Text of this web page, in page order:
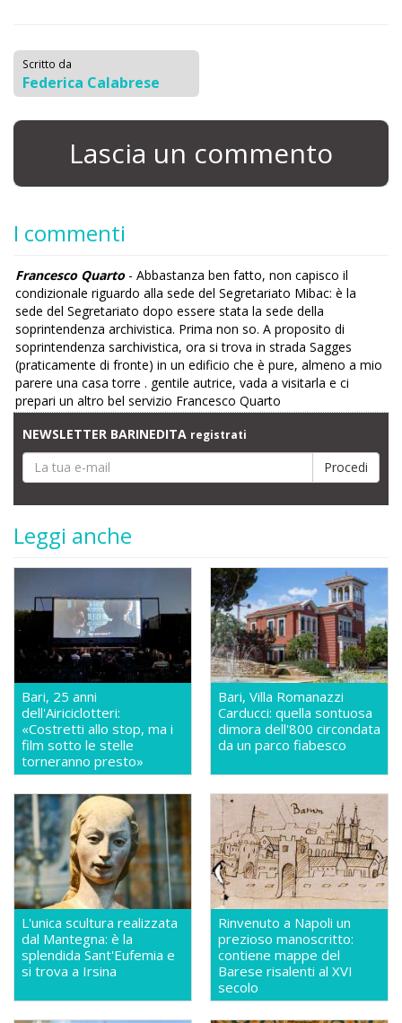
Scritto da
Federica Calabrese
Lascia un commento
I commenti
Francesco Quarto- Abbastanza ben fatto, non capisco il
condizionale riguardo alla sede del Segretariato Mibac: è la
sede del Segretariato dopo essere stata la sede della
soprintendenza archivistica. Prima non so. A proposito di
soprintendenza sarchivistica, ora si trova in strada Sagges
(praticamente di fronte) in un edificio che è pure, almeno a mio
parere una casa torre . gentile autrice, vada a visitarla e ci
prepari un altro bel servizio Francesco Quarto
NEWSLETTER BARINEDITA registrati
Leggi anche
Bari, 25 anni
dell'Airiciclotteri:
«Costretti allo stop, ma i
film sotto le stelle
torneranno presto»
Bari, Villa Romanazzi
Carducci: quella sontuosa
dimora dell'800 circondata
da un parco fiabesco
L'unica scultura realizzata
dal Mantegna: è la
splendida Sant'Eufemia e
si trova a Irsina
Rinvenuto a Napoli un
prezioso manoscritto:
contiene mappe del
Barese risalenti al XVI
secolo